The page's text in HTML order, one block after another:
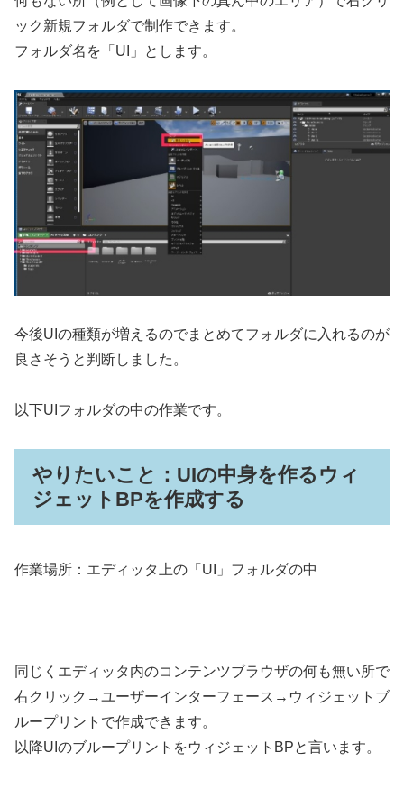
ック新規フォルダで制作できます。
フォルダ名を「UI」とします。
今後UIの種類が増えるのでまとめてフォルダに入れるのが
良さそうと判断しました。
以下UIフォルダの中の作業です。
やりたいこと：UIの中身を作るウィ
ジェットBPを作成する
作業場所：エディッタ上の「UI」フォルダの中
同じくエディッタ内のコンテンツブラウザの何も無い所で
右クリック→ユーザーインターフェース→ウィジェットブ
ループリントで作成できます。
以降UIのブループリントをウィジェットBPと言います。